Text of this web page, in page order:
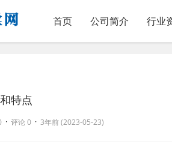
首页 公司简介 行业
特点
· 评论 0 · 3年前 (2023-05-23)